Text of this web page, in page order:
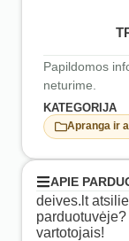
Papildomos
neturime.
KATEGORIJA
Apranga ir
APIE
deives.lt
vartotojais!